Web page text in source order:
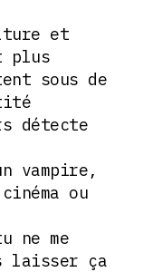
et
plus
sous de
détecte
vampire,
ou
ne me
laisser ça